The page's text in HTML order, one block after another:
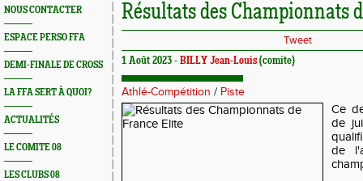
NOUS CONTACTER
ESPACE PERSO FFA
DEMI-FINALE DE CROSS
LA FFA SERT À QUOI?
ACTUALITÉS
LE COMITE 08
LES CLUBS 08
Résultats des Championnats
Tweet
1 Août 2023 - BILLY Jean-Louis(comite)
Athlé-Compétition / Piste
Ce
de
de